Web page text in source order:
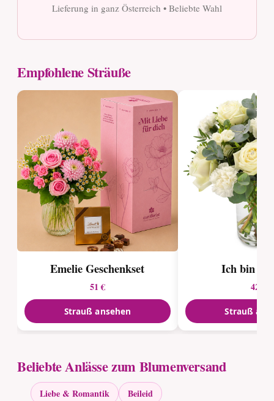
Lieferung in ganz Österreich • Beliebte Wahl
Empfohlene Sträuße
Emelie Geschenkset
51 €
Strauß ansehen
Ich bin
42 €
Strauß
Beliebte Anlässe zum Blumenversand
Liebe & Romantik
Beileid